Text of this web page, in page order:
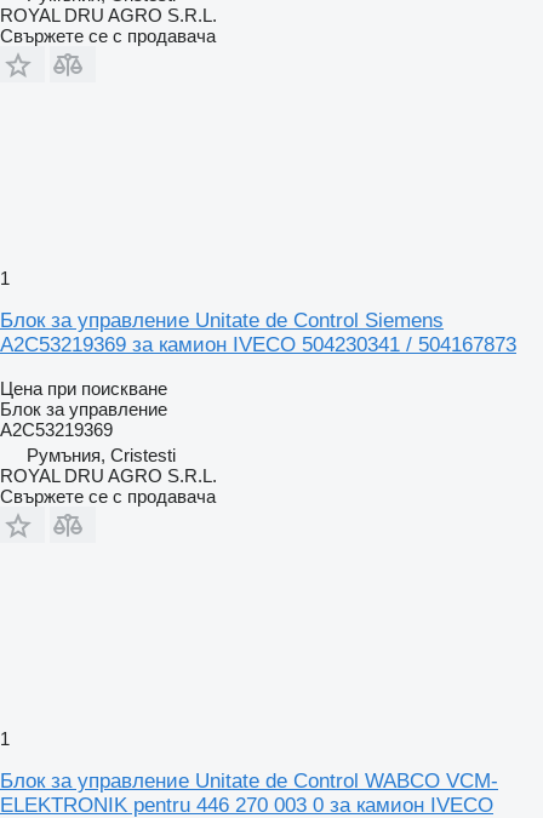
ROYAL DRU AGRO S.R.L.
Свържете се с продавача
1
Блок за управление Unitate de Control Siemens
A2C53219369 за камион IVECO 504230341 / 504167873
Цена при поискване
Блок за управление
A2C53219369
Румъния, Cristesti
ROYAL DRU AGRO S.R.L.
Свържете се с продавача
1
Блок за управление Unitate de Control WABCO VCM-
ELEKTRONIK pentru 446 270 003 0 за камион IVECO